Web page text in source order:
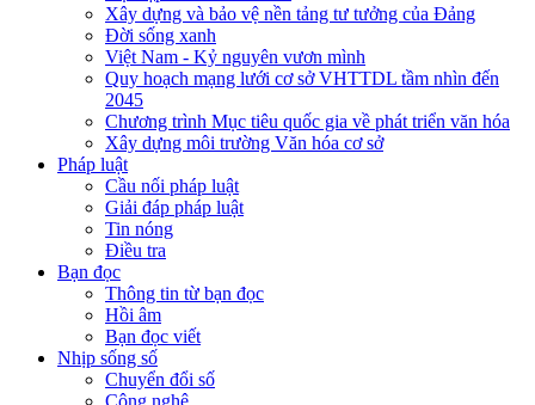
Xây dựng và bảo vệ nền tảng tư tưởng của Đảng
Đời sống xanh
Việt Nam - Kỷ nguyên vươn mình
Quy hoạch mạng lưới cơ sở VHTTDL tầm nhìn đến
2045
Chương trình Mục tiêu quốc gia về phát triển văn hóa
Xây dựng môi trường Văn hóa cơ sở
Pháp luật
Cầu nối pháp luật
Giải đáp pháp luật
Tin nóng
Điều tra
Bạn đọc
Thông tin từ bạn đọc
Hồi âm
Bạn đọc viết
Nhịp sống số
Chuyển đổi số
Công nghệ